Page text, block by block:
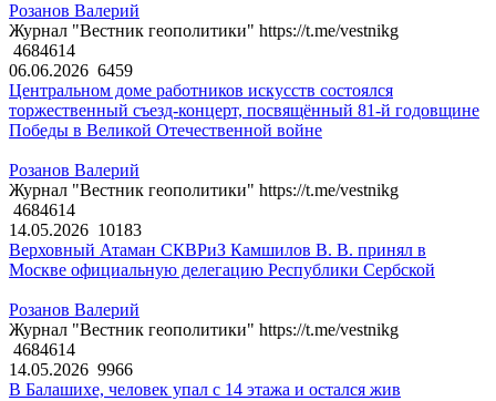
Розанов Валерий
Журнал "Вестник геополитики" https://t.me/vestnikg
4684614
06.06.2026 6459
Центральном доме работников искусств состоялся
торжественный съезд-концерт, посвящённый 81-й годовщине
Победы в Великой Отечественной войне
Розанов Валерий
Журнал "Вестник геополитики" https://t.me/vestnikg
4684614
14.05.2026 10183
Верховный Атаман СКВРиЗ Камшилов В. В. принял в
Москве официальную делегацию Республики Сербской
Розанов Валерий
Журнал "Вестник геополитики" https://t.me/vestnikg
4684614
14.05.2026 9966
В Балашихе, человек упал с 14 этажа и остался жив